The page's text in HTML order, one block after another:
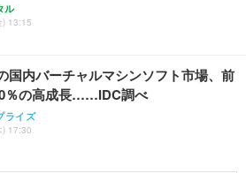
ル
) 13:15
国内バーチャルマシンソフト市場、前
％の高成長……IDC調べ
ライズ
) 17:30